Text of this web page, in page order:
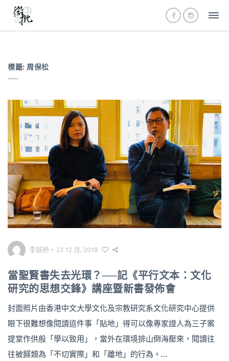
標籤: 周保松
李薇婷 • 23 12 月, 2018
當聖賢書失去光環？──記《平行文本：文化
研究的思想交鋒》講座暨新書發佈會
封面照片由香港中文大學文化及宗教研究系文化研究中心提供
眼下很難想像閱讀這件事「貼地」得可以像專家證人為三子案
提堂作供般「學以致用」，當外在環境排山倒海壓來，閱讀往
往被歸類為「不切實際」和「離地」的行為。…